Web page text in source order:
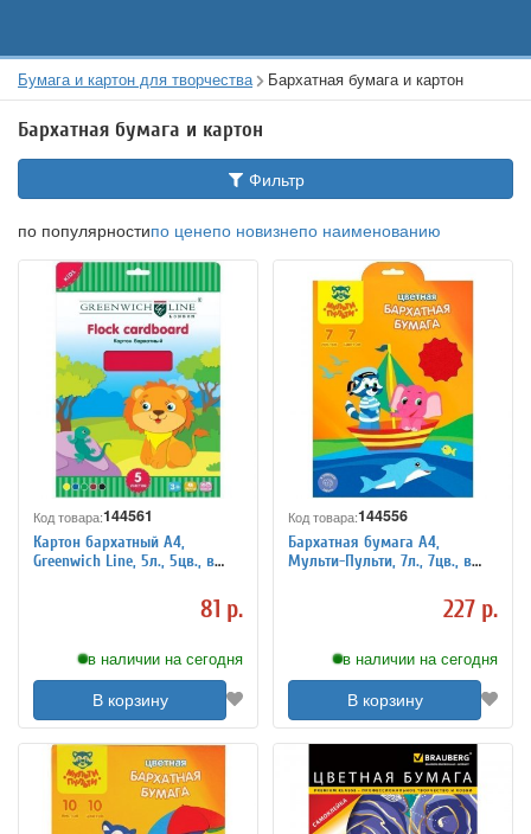
Бумага и картон для творчества Бархатная бумага и картон
Бархатная бумага и картон
Фильтр
по популярностипо ценепо новизнепо наименованию
Код товара:144561
Картон бархатный A4,
Greenwich Line, 5л., 5цв., в
81 р.
в наличии на сегодня
В корзину
Код товара:144556
Бархатная бумага A4,
Мульти-Пульти, 7л., 7цв., в
227 р.
в наличии на сегодня
В корзину